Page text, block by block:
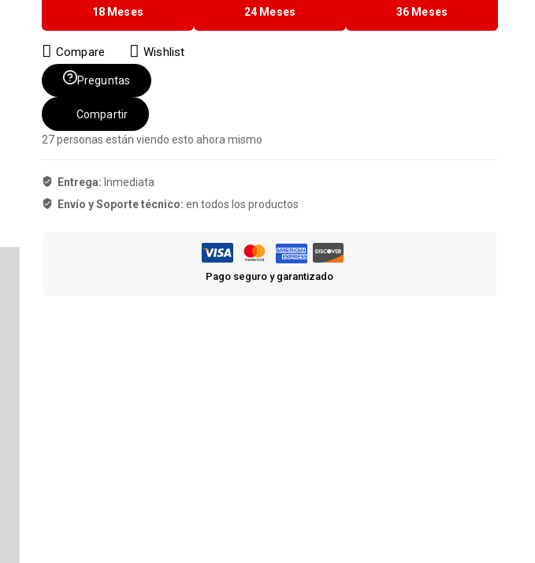
ULTRA
7
1TB
SSD
16GB
RAM
2.5K
RTX
18 Meses 24 Meses 36 Meses
Compare Wishlist
Preguntas
Compartir
27personas están viendo esto ahora mismo
Entrega: Inmediata
Envío y Soporte técnico: en todos los productos
Pago seguro y garantizado